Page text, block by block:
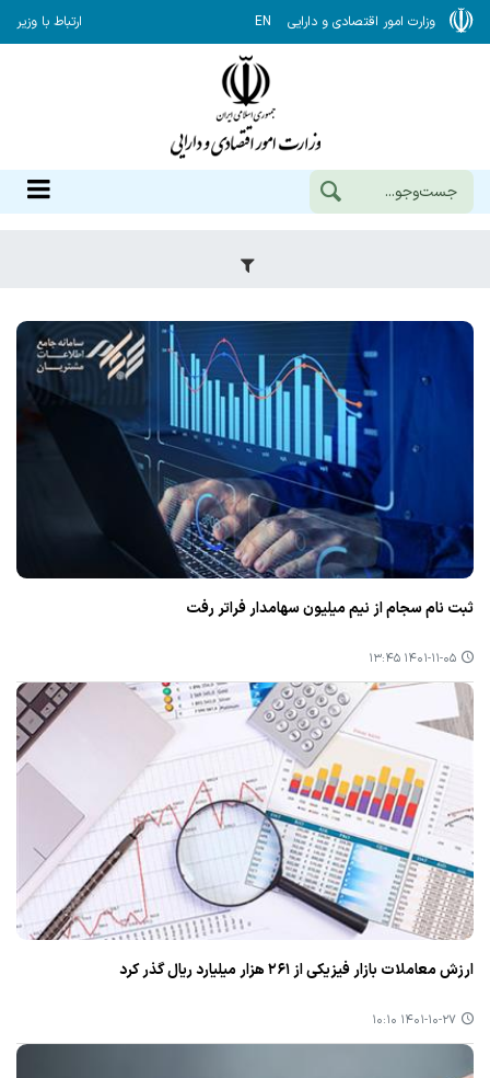
وزارت امور اقتصادی و دارایی EN ارتباط با وزیر
ثبت نام سجام از نیم میلیون سهامدار فراتر رفت
۱۴۰۱-۱۱-۰۵ ۱۳:۴۵
ارزش معاملات بازار فیزیكی از ۲۶۱ هزار میلیارد ریال گذر كرد
۱۴۰۱-۱۰-۲۷ ۱۰:۱۰